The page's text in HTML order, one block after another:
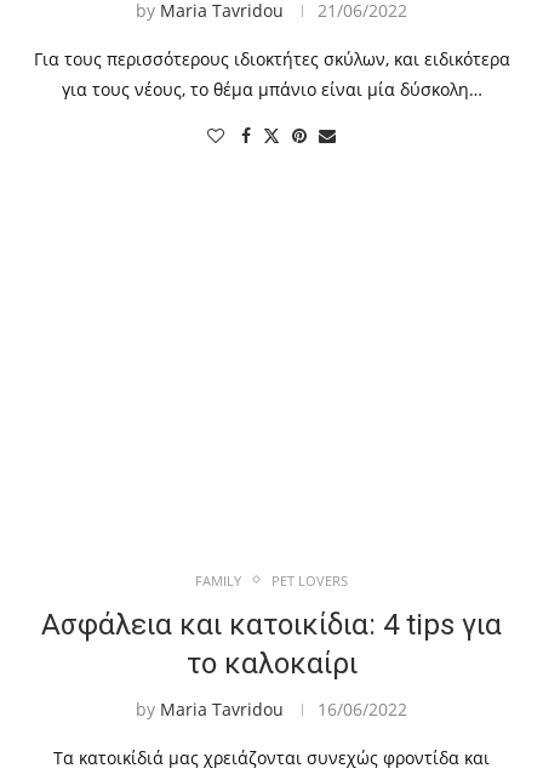
by Maria Tavridou 21/06/2022
Για τους περισσότερους ιδιοκτήτες σκύλων, και ειδικότερα
για τους νέους, το θέμα μπάνιο είναι μία δύσκολη…
FAMILY PET LOVERS
Ασφάλεια και κατοικίδια: 4 tips για
το καλοκαίρι
by Maria Tavridou 16/06/2022
Τα κατοικίδιά μας χρειάζονται συνεχώς φροντίδα και